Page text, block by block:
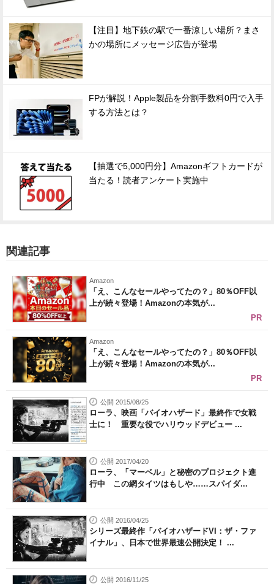
【注目】地下鉄の駅で一番涼しい場所？まさ
かの場所にメッセージ広告が登場
FPが解説！Apple製品を分割手数料0円で入手
する方法とは？
【抽選で5,000円分】Amazonギフトカードが
当たる！読者アンケート実施中
関連記事
Amazon
「え、こんなセールやってたの？」80％OFF以
上が続々登場！Amazonの本気が...
PR
Amazon
「え、こんなセールやってたの？」80％OFF以
上が続々登場！Amazonの本気が...
PR
公開 2015/08/25
ローラ、映画「バイオハザード」最終作で女戦
士に！ 重要な役でハリウッドデビュー ...
公開 2017/04/20
ローラ、「マーベル」と秘密のプロジェクト進
行中 この網タイツはもしや……スパイダ...
公開 2016/04/25
シリーズ最終作「バイオハザードVI：ザ・ファ
イナル」、日本で世界最速公開決定！ ...
公開 2016/11/25